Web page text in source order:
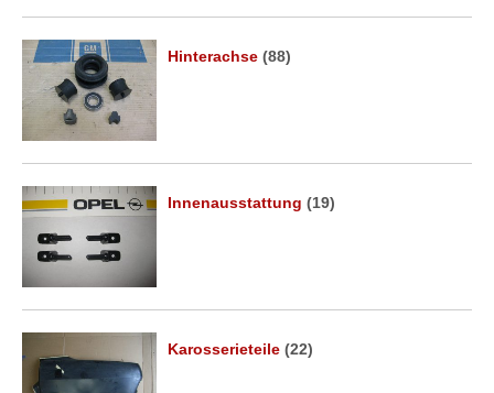
Hinterachse(88)
Innenausstattung(19)
Karosserieteile(22)